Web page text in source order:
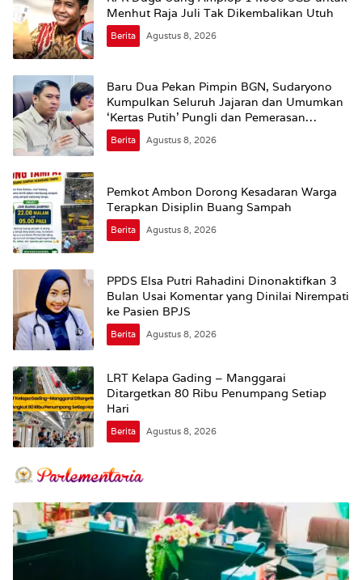
Menhut Raja Juli Tak Dikembalikan Utuh
Berita Agustus 8, 2026
Baru Dua Pekan Pimpin BGN, Sudaryono
Kumpulkan Seluruh Jajaran dan Umumkan
‘Kertas Putih’ Pungli dan Pemerasan
Supplier harus Berhenti Sekarang
Berita Agustus 8, 2026
Pemkot Ambon Dorong Kesadaran Warga
Terapkan Disiplin Buang Sampah
Berita Agustus 8, 2026
PPDS Elsa Putri Rahadini Dinonaktifkan 3
Bulan Usai Komentar yang Dinilai Nirempati
ke Pasien BPJS
Berita Agustus 8, 2026
LRT Kelapa Gading – Manggarai
Ditargetkan 80 Ribu Penumpang Setiap
Hari
Berita Agustus 8, 2026